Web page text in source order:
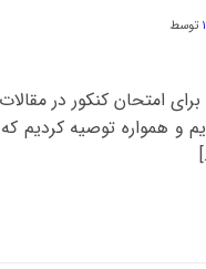
توسط
برای امتحان کنکور در
همواره توصیه کردیم که